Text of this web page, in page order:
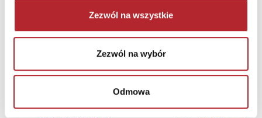
Zezwól na wszystkie
Zezwól na wybór
Odmowa
NAJCZĘŚCIEJ KUPOWANE
Wyłączność